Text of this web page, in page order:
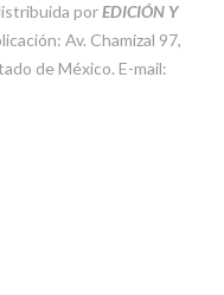
porEDICIÓN Y
Av. Chamizal 97,
de México. E-mail: